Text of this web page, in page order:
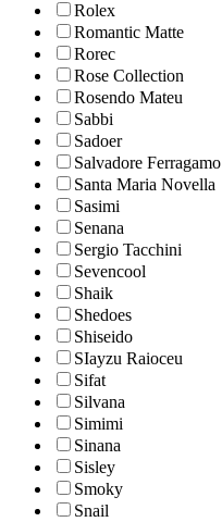
Rolex
Romantic Matte
Rorec
Rose Collection
Rosendo Mateu
Sabbi
Sadoer
Salvadore Ferragamo
Santa Maria Novella
Sasimi
Senana
Sergio Tacchini
Sevencool
Shaik
Shedoes
Shiseido
SIayzu Raioceu
Sifat
Silvana
Simimi
Sinana
Sisley
Smoky
Snail